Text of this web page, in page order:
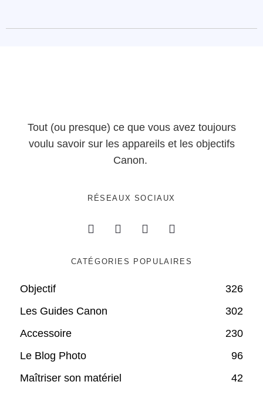
Tout (ou presque) ce que vous avez toujours
voulu savoir sur les appareils et les objectifs
Canon.
RÉSEAUX SOCIAUX
CATÉGORIES POPULAIRES
Objectif
326
Les Guides Canon
302
Accessoire
230
Le Blog Photo
96
Maîtriser son matériel
42